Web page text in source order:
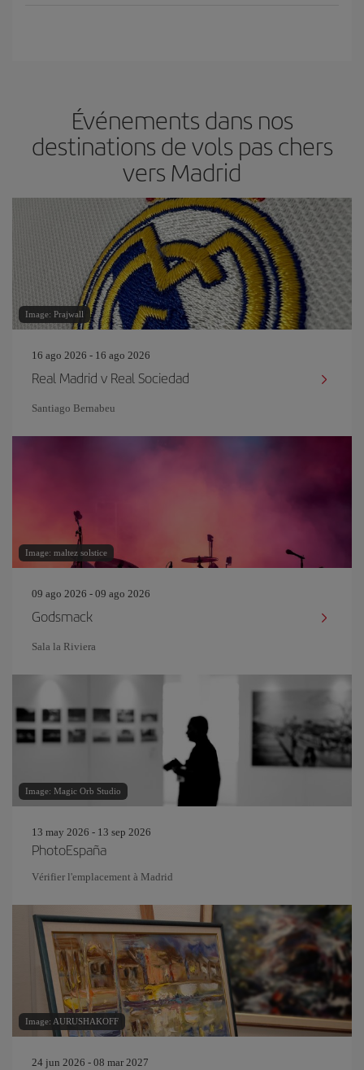
Événements dans nos
destinations de vols pas chers
vers Madrid
Image: Prajwall
16 ago 2026 - 16 ago 2026
Real Madrid v Real Sociedad
Santiago Bernabeu
Image: maltez solstice
09 ago 2026 - 09 ago 2026
Godsmack
Sala la Riviera
Image: Magic Orb Studio
13 may 2026 - 13 sep 2026
PhotoEspaña
Vérifier l'emplacement à Madrid
Image: AURUSHAKOFF
24 jun 2026 - 08 mar 2027